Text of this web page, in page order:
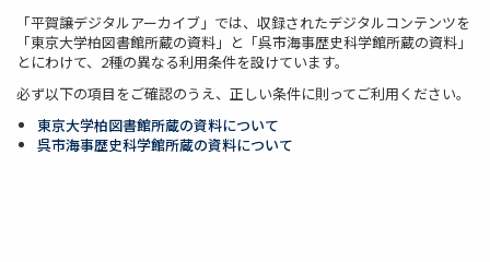
「平賀譲デジタルアーカイブ」では、収録されたデジタルコンテンツを
「東京大学柏図書館所蔵の資料」と「呉市海事歴史科学館所蔵の資料」
とにわけて、2種の異なる利用条件を設けています。
必ず以下の項目をご確認のうえ、正しい条件に則ってご利用ください。
東京大学柏図書館所蔵の資料について
呉市海事歴史科学館所蔵の資料について